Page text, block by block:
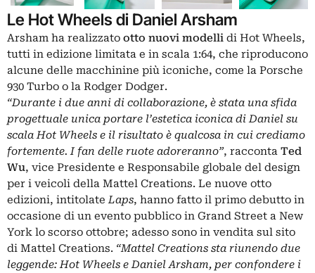
Le Hot Wheels di Daniel Arsham
Arsham ha realizzato otto nuovi modelli di Hot Wheels,
tutti in edizione limitata e in scala 1:64, che riproducono
alcune delle macchinine più iconiche, come la Porsche
930 Turbo o la Rodger Dodger.
“Durante i due anni di collaborazione, è stata una sfida
progettuale unica portare l’estetica iconica di Daniel su
scala Hot Wheels e il risultato è qualcosa in cui crediamo
fortemente. I fan delle ruote adoreranno”, racconta Ted
Wu, vice Presidente e Responsabile globale del design
per i veicoli della Mattel Creations. Le nuove otto
edizioni, intitolate Laps, hanno fatto il primo debutto in
occasione di un evento pubblico in Grand Street a New
York lo scorso ottobre; adesso sono in vendita sul sito
di Mattel Creations. “Mattel Creations sta riunendo due
leggende: Hot Wheels e Daniel Arsham, per confondere i